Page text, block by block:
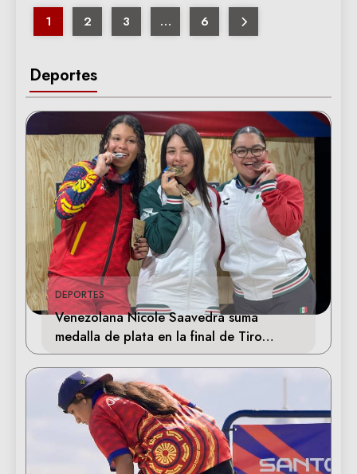
Deportes
DEPORTES
Venezolana Nicole Saavedra suma
medalla de plata en la final de Tiro
Deportivo
1 2 3 … 6